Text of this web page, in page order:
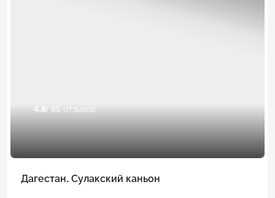
4.8/ 85 отзывов
Дагестан. Сулакский каньон